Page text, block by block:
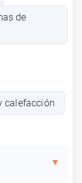
de
calefacción